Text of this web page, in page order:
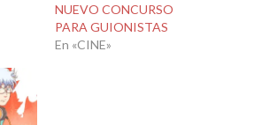
NUEVO CONCURSO
PARA GUIONISTAS
En «CINE»